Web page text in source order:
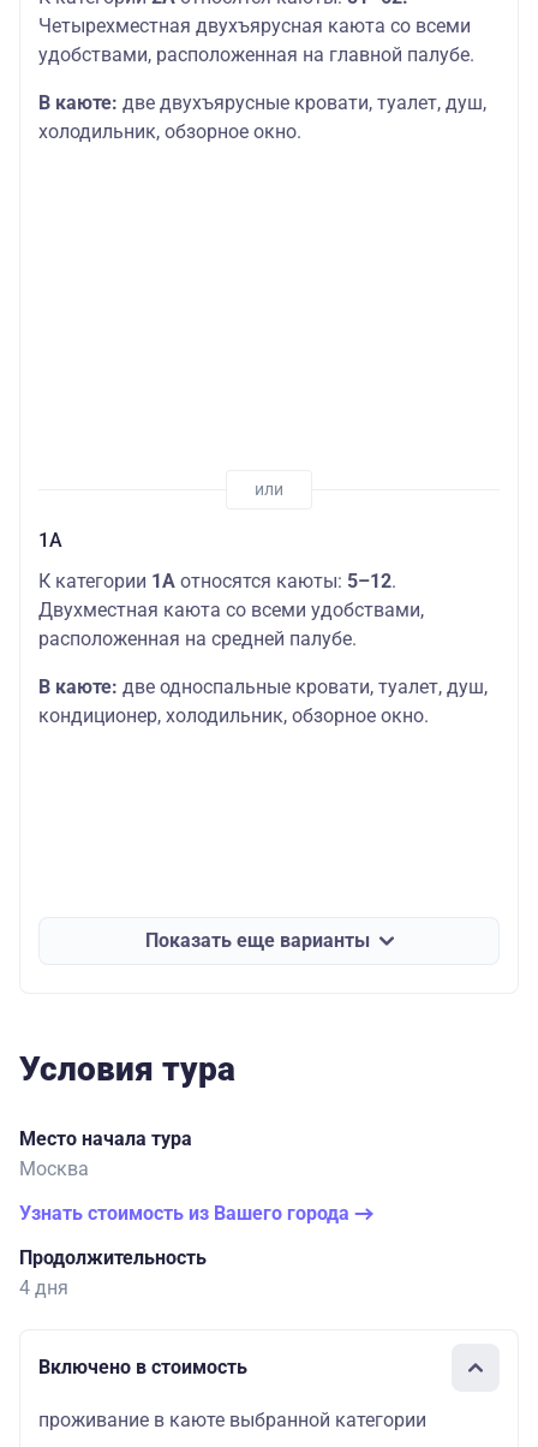
Четырехместная двухъярусная каюта со всеми
удобствами, расположенная на главной палубе.
В каюте: две двухъярусные кровати, туалет, душ,
холодильник, обзорное окно.
1А
К категории 1А относятся каюты: 5–12.
Двухместная каюта со всеми удобствами,
расположенная на средней палубе.
В каюте: две односпальные кровати, туалет, душ,
кондиционер, холодильник, обзорное окно.
Показать еще варианты
Условия тура
Место начала тура
Москва
Узнать стоимость из Вашего города
Продолжительность
4 дня
Включено в стоимость
проживание в каюте выбранной категории